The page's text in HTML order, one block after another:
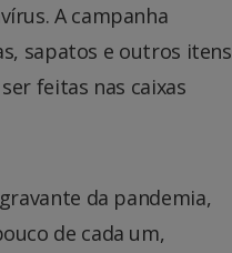
A campanha
sapatos e outros itens
feitas nas caixas
da pandemia,
de cada um,